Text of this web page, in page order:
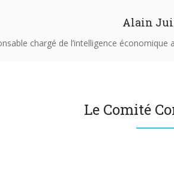
Alain
chargé de l’intelligence
Le Comité